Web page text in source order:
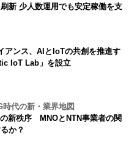
刷新 少人数運用でも安定稼働を支
アンス、AIとIoTの共創を推進す
IoT Lab」を設立
時代の新・業界地図
新秩序 MNOとNTN事業者の関
か？